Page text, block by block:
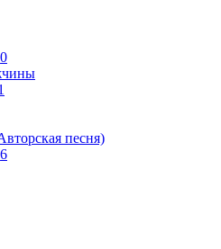
0
песня)
6